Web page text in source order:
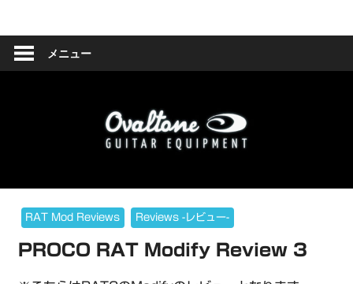
ン
Ovaltone
-
handmade
effect
メニュー
RAT Mod Reviews Reviews -レビュー-
PROCO RAT Modify Review 3